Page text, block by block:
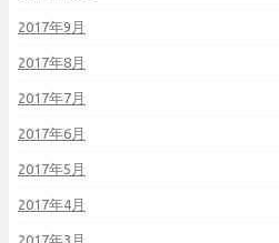
2017年9月
2017年8月
2017年7月
2017年6月
2017年5月
2017年4月
2017年3月